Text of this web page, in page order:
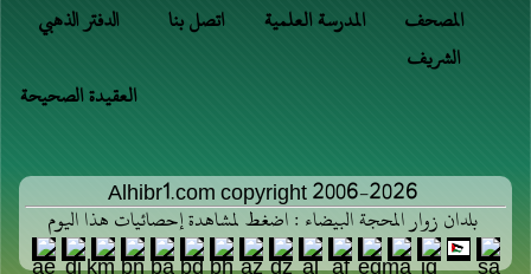
الدفتر الذهبي اتصل بنا المدرسة العلمية
المصحف
الشريف
العقيدة الصحيحة
Alhibr1.com copyright 2006-2026
بلدان زوار المحجة البيضاء : اضغط لمشاهدة إحصائيات هذا اليوم